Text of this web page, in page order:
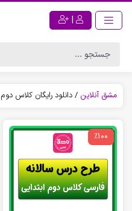
|
مشق آنلاین / دانلود رایگان کلاس دوم
٪100